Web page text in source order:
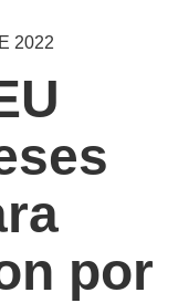
2022
por